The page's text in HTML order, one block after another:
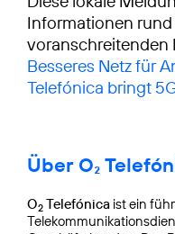
Informationen rund
voranschreitenden
Besseres Netz für
Telefónica bringt
Über O₂
O2 Telefónica ist ein